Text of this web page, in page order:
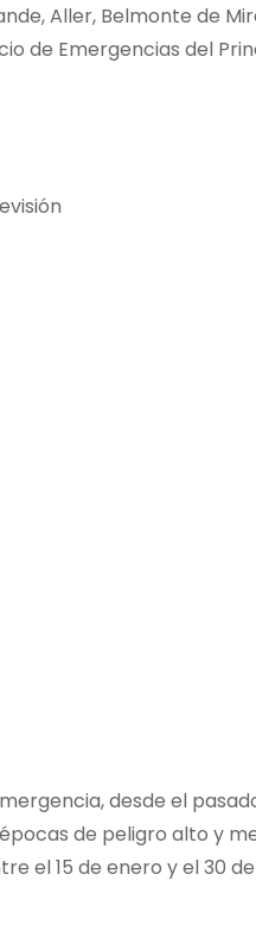
Aller, Belmonte de
de Emergencias del
desde el
de peligro alto y
el 15 de enero y el 30